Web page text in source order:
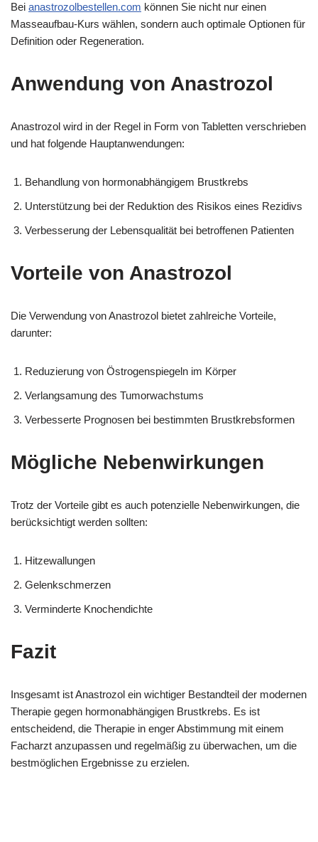
Bei anastrozolbestellen.com können Sie nicht nur einen
Masseaufbau-Kurs wählen, sondern auch optimale Optionen für
Definition oder Regeneration.
Anwendung von Anastrozol
Anastrozol wird in der Regel in Form von Tabletten verschrieben
und hat folgende Hauptanwendungen:
Behandlung von hormonabhängigem Brustkrebs
Unterstützung bei der Reduktion des Risikos eines Rezidivs
Verbesserung der Lebensqualität bei betroffenen Patienten
Vorteile von Anastrozol
Die Verwendung von Anastrozol bietet zahlreiche Vorteile,
darunter:
Reduzierung von Östrogenspiegeln im Körper
Verlangsamung des Tumorwachstums
Verbesserte Prognosen bei bestimmten Brustkrebsformen
Mögliche Nebenwirkungen
Trotz der Vorteile gibt es auch potenzielle Nebenwirkungen, die
berücksichtigt werden sollten:
Hitzewallungen
Gelenkschmerzen
Verminderte Knochendichte
Fazit
Insgesamt ist Anastrozol ein wichtiger Bestandteil der modernen
Therapie gegen hormonabhängigen Brustkrebs. Es ist
entscheidend, die Therapie in enger Abstimmung mit einem
Facharzt anzupassen und regelmäßig zu überwachen, um die
bestmöglichen Ergebnisse zu erzielen.